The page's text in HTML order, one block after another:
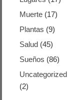
Muerte (17)
Plantas (9)
Salud (45)
Sueños (86)
Uncategorized
(2)